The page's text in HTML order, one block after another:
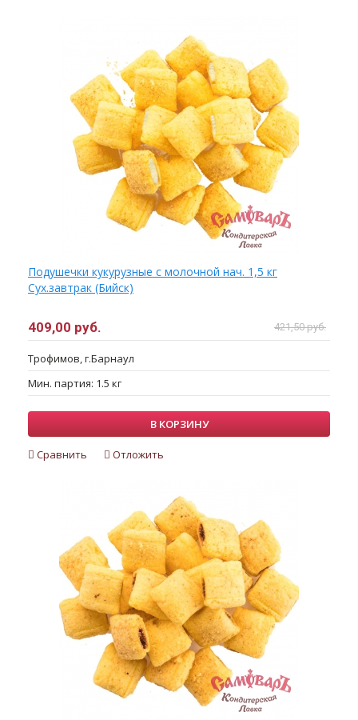
Подушечки кукурузные с молочной нач. 1,5 кг
Сух.завтрак (Бийск)
409,00 руб. 421,50 руб.
Трофимов, г.Барнаул
Мин. партия: 1.5 кг
В КОРЗИНУ
Сравнить Отложить